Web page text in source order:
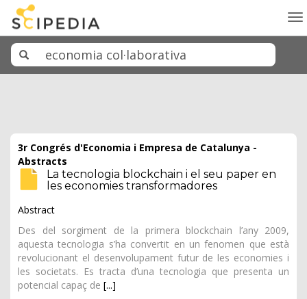
3r Congrés d'Economia i Empresa de Catalunya -
Abstracts
La tecnologia blockchain i el seu paper en
les economies transformadores
Abstract
Des del sorgiment de la primera blockchain l’any 2009,
aquesta tecnologia s’ha convertit en un fenomen que està
revolucionant el desenvolupament futur de les economies i
les societats. Es tracta d’una tecnologia que presenta un
potencial capaç de [...]